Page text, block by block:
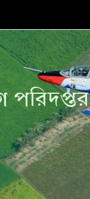
পরিদপ্তর